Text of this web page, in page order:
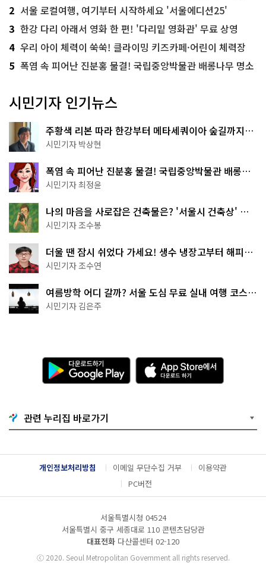
2 서울 로컬여행, 여기부터 시작하세요 '서울에디션25'
3 한강 다리 아래서 영화 한 편! '다리밑 영화관' 무료 상영
4 우리 아이 체력이 쑥쑥! 클라이밍 키즈카페·어린이 체력장
5 폭염 속 피어난 진분홍 물결! 국립중앙박물관 배롱나무 명소
시민기자 인기뉴스
주황색 리본 따라 한강부터 메타세쿼이아 숲길까지…
서울둘레길 15코스
시민기자 박상현
폭염 속 피어난 진분홍 물결! 국립중앙박물관 배롱나
무 명소
시민기자 최정윤
나의 마음을 사로잡은 건축물은? '서울시 건축상' 수
상작 공개!
시민기자 조수봉
더울 땐 잠시 쉬었다 가세요! 생수 냉장고부터 해피소
·무더위쉼터까지
시민기자 조수연
여름방학 어디 갈까? 서울 도심 무료 실내 여행 코스
추천
시민기자 김은주
다
운
로
기
G
o
g
l
e
l
A
p
p
e
서
다
운
드
관련 누리집 바로가기
개인정보처리방침 이메일 무단수집 거부
이용약관
PC버전
서울특별시청 04524
서울특별시 중구 세종대로 110 콘텐츠담당관
대표전화 다산콜센터 02-120
ⓒ2020. Seoul Metropolitan Government all rights reserved.